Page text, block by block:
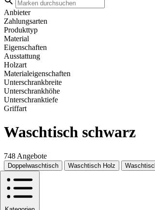
Anbieter
Zahlungsarten
Produkttyp
Material
Eigenschaften
Ausstattung
Holzart
Materialeigenschaften
Unterschrankbreite
Unterschrankhöhe
Unterschranktiefe
Griffart
Waschtisch schwarz
748 Angebote
Doppelwaschtisch Waschtisch Holz